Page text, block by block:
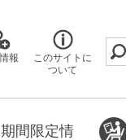
報
このサイトに
ついて
期間限定情